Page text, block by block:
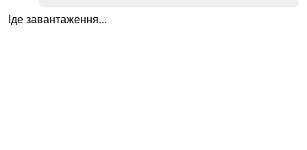
Іде завантаження...